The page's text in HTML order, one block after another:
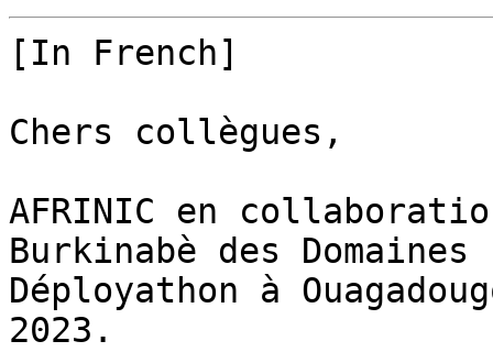
[In French]
Chers collègues,
AFRINIC en
Burkinabè des
Déployathon à
2023.